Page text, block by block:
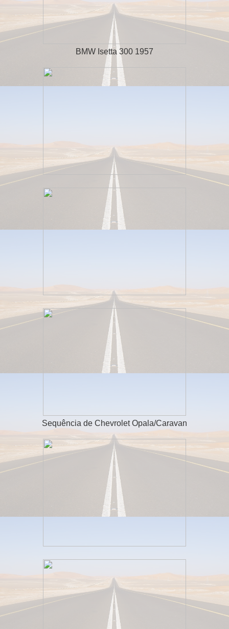
BMW Isetta 300 1957
Sequência de Chevrolet Opala/Caravan